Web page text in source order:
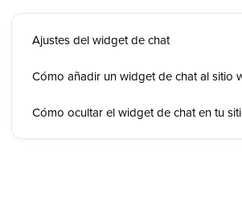
Ajustes del widget de chat
Cómo añadir un widget de chat al sitio
Cómo ocultar el widget de chat en tu